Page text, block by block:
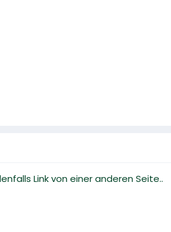
Link von einer anderen Seite..